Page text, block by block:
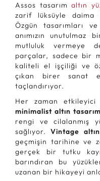
Assos tasarımaltın
zarif lüksüyle daima
Özgün tasarımları
anımızın
mutluluk vermeye
parçalar, sadece bir
kaliteli el işçiliği ve
çıkan birer sanat
taçlandırıyor.
Her zaman
minimalist altın
rengi ve cilalanmış
sağlıyor.Vintage
geçmişin tarihine ve
gerçek bir tutku
barındıran bu
uzanan bir hikayeyi